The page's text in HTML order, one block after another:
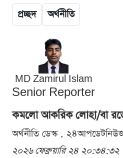
প্রচ্ছদ অর্থনীতি
MD Zamirul Islam
Senior Reporter
কমলো আকরিক লোহা/বা
অর্থনীতি ডেস্ক .
২০২৬ ফেব্রুয়ারি ২৪ ২০:৩৪:৩২